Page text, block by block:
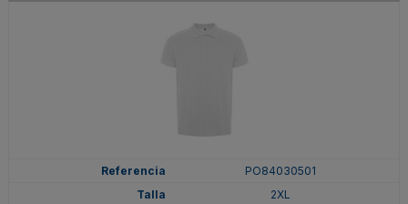
PO84030501
2XL